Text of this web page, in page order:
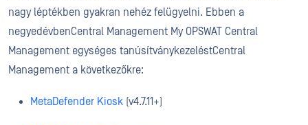
nagy léptékben gyakran nehéz felügyelni. Ebben a
negyedévbenCentral Management My OPSWAT Central
Management egységes tanúsítványkezeléstCentral
Management a következőkre:
MetaDefender Kiosk (v4.7.11+)